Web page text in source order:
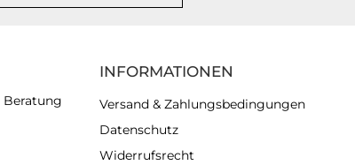
Beratung
INFORMATIONEN
Versand & Zahlungsbedingungen
Datenschutz
Widerrufsrecht